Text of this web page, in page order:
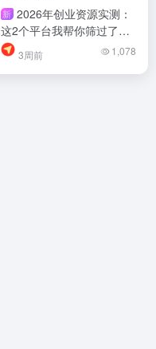
新 2026年创业资源实测：
这2个平台我帮你筛过了，
找项目少踩坑
3周前 1,078